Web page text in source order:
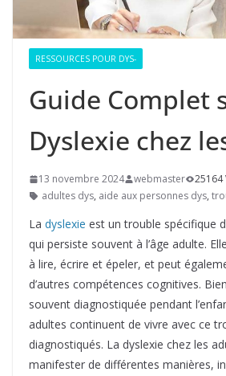
RESSOURCES POUR DYS-
Guide Complet
Dyslexie chez
13 novembre 2024 webmaster 25164
adultes dys, aide aux personnes dys,
La dyslexie est un trouble spécifique
qui persiste souvent à l’âge adulte.
à lire, écrire et épeler, et peut
d’autres compétences cognitives.
souvent diagnostiquée pendant
adultes continuent de vivre avec ce
diagnostiqués. La dyslexie chez les
manifester de différentes manières,